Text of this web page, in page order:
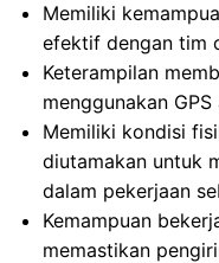
Memiliki
efektif dengan tim
Keterampilan
menggunakan
Memiliki kondisi
diutamakan untuk
dalam pekerjaan
Kemampuan
memastikan